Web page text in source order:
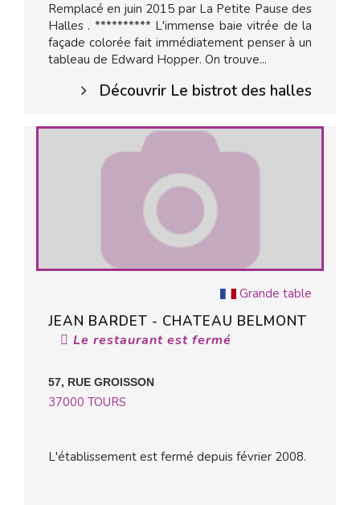
Remplacé en juin 2015 par La Petite Pause des
Halles . ********** L'immense baie vitrée de la
façade colorée fait immédiatement penser à un
tableau de Edward Hopper. On trouve...
Découvrir Le bistrot des halles
Grande table
JEAN BARDET - CHATEAU BELMONT
Le restaurant est fermé
57, RUE GROISSON
37000 TOURS
L'établissement est fermé depuis février 2008.